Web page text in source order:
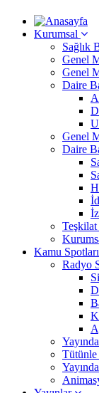
Kurumsal
Sağlık
Genel
Genel
Daire
Genel
Daire
Teşkilat
Kamu Spotları
Radyo
Tütünle